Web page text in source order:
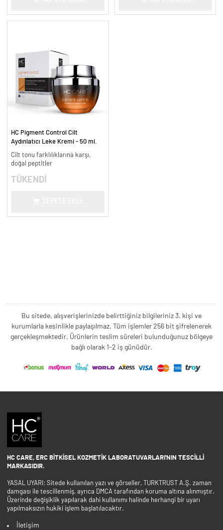
HC Pigment Control Cilt
Aydınlatıcı Leke Kremi - 50 ml.
Cilt tonu farklılıklarına karşı,
doğal peptitler
TÜKENDİ
Bu sitede, alışverişlerinizde belirttiğiniz bilgileriniz 3. kişi ve
kurumlarla kesinlikle paylaşılmaz. Tüm işlemler 256 bit şifrelenerek
gerçekleşmektedir. Ürünlerin teslim süreleri bulunduğunuz bölgeye
bağlı olarak 1-2 iş günüdür.
HC CARE, ERC BITKISEL KOZMETIK LABORATUVARLARI'NIN TESCILLI
MARKASIDIR.
YASAL UYARI: Sitede kullanılan yazı ve görseller, TURKTRUST A.Ş. zaman
damgası ile tescillenmiş, ayrıca DMCA tarafından koruma altına alınmıştır.
Üzerinde değişiklik yapılarak dahi kullanımı halinde herhangi bir uyarı
yapılmaksızın hukiki işlem başlatılacaktır.
İletişim